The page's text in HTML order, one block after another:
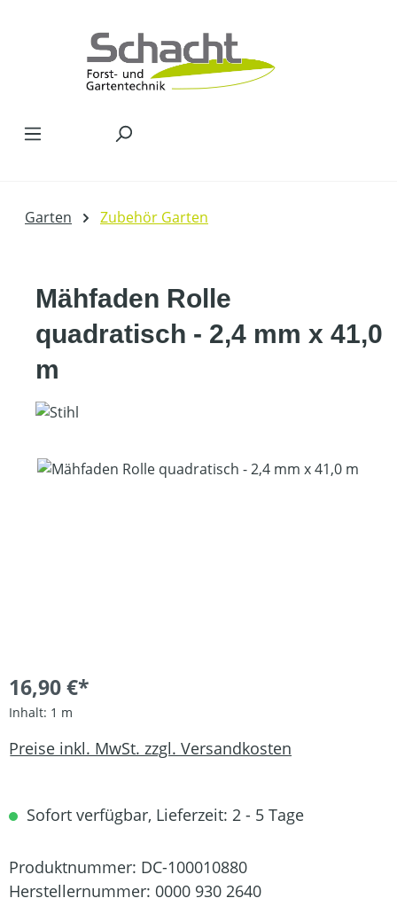
Garten Zubehör Garten
Mähfaden Rolle
quadratisch - 2,4 mm x 41,0
m
Bildergalerie überspringen
16,90 €*
Inhalt: 1 m
Preise inkl. MwSt. zzgl. Versandkosten
Sofort verfügbar, Lieferzeit: 2 - 5 Tage
Produktnummer: DC-100010880
Herstellernummer: 0000 930 2640